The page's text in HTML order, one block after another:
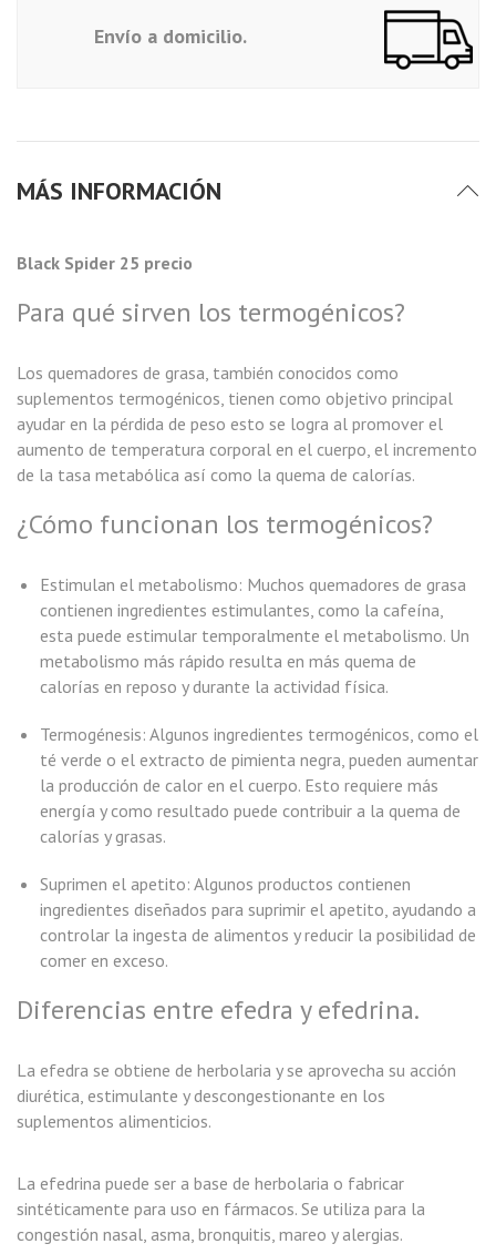
Envío a domicilio.
MÁS INFORMACIÓN
Black Spider 25 precio
Para qué sirven los termogénicos?
Los quemadores de grasa, también conocidos como
suplementos termogénicos, tienen como objetivo principal
ayudar en la pérdida de peso esto se logra al promover el
aumento de temperatura corporal en el cuerpo, el incremento
de la tasa metabólica así como la quema de calorías.
¿Cómo funcionan los termogénicos?
Estimulan el metabolismo: Muchos quemadores de grasa
contienen ingredientes estimulantes, como la cafeína,
esta puede estimular temporalmente el metabolismo. Un
metabolismo más rápido resulta en más quema de
calorías en reposo y durante la actividad física.
Termogénesis: Algunos ingredientes termogénicos, como el
té verde o el extracto de pimienta negra, pueden aumentar
la producción de calor en el cuerpo. Esto requiere más
energía y como resultado puede contribuir a la quema de
calorías y grasas.
Suprimen el apetito: Algunos productos contienen
ingredientes diseñados para suprimir el apetito, ayudando a
controlar la ingesta de alimentos y reducir la posibilidad de
comer en exceso.
Diferencias entre efedra y efedrina.
La efedra se obtiene de herbolaria y se aprovecha su acción
diurética, estimulante y descongestionante en los
suplementos alimenticios.
La efedrina puede ser a base de herbolaria o fabricar
sintéticamente para uso en fármacos. Se utiliza para la
congestión nasal, asma, bronquitis, mareo y alergias.